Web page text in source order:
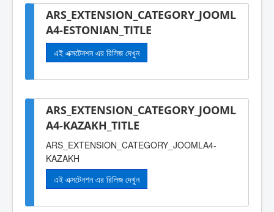
ARS_EXTENSION_CATEGORY_JOOML
A4-ESTONIAN_TITLE
এই এক্সটেনশন এর রিলিজ দেখুন
ARS_EXTENSION_CATEGORY_JOOML
A4-KAZAKH_TITLE
ARS_EXTENSION_CATEGORY_JOOMLA4-
KAZAKH
এই এক্সটেনশন এর রিলিজ দেখুন